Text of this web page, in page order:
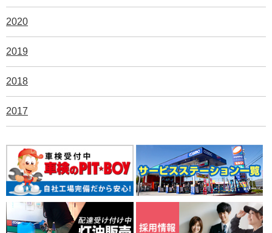
2020
2019
2018
2017